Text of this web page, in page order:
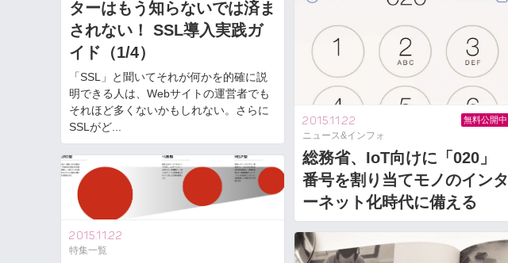
ターはもう知らないでは済ま
されない！ SSL導入実践ガ
イド（1/4）
「SSL」と聞いてそれが何かを的確に説
明できる人は、Webサイトの運営者でも
それほど多くないかもしれない。さらに
SSLがど...
2015.11.22
ニュース&インフォ
総務省、IoT向けに「020」
番号を割り当てモノのインタ
ーネット化時代に備える
無料公開中
2015.11.22
特集一覧